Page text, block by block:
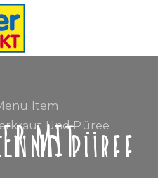
Item
Und Püree
MITPÜREE